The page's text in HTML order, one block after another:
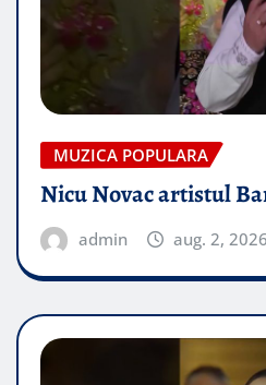
MUZICA POPULARA
Nicu Novac artistul
admin aug. 2, 2026